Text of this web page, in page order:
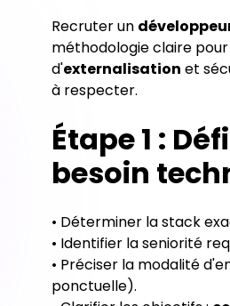
Recruter un
méthodologie claire
d'externalisation et
à respecter.
Étape 1 :
besoin
• Déterminer la stack
• Identifier la seniorité
• Préciser la modalité
ponctuelle).